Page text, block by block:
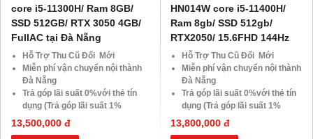
core i5-11300H/ Ram 8GB/
SSD 512GB/ RTX 3050 4GB/
FullAC tại Đà Nẵng
Hỗ Trợ Thu Cũ Đổi Mới
Miễn phí vận chuyển nội thành
Đà Nẵng
Trả góp lãi suất 0%với thẻ tín
dụng (Trả góp lãi suất 1%
HDsaison - chỉ cần CMND
BLX hoặc hộ khẩu gốc )
13,500,000 đ
HN014W core i5-11400H/
Ram 8gb/ SSD 512gb/
RTX2050/ 15.6FHD 144Hz
Hỗ Trợ Thu Cũ Đổi Mới
Miễn phí vận chuyển nội thành
Đà Nẵng
Trả góp lãi suất 0%với thẻ tín
dụng (Trả góp lãi suất 1%
HDsaison - chỉ cần CMND
BLX hoặc hộ khẩu gốc )
13,800,000 đ